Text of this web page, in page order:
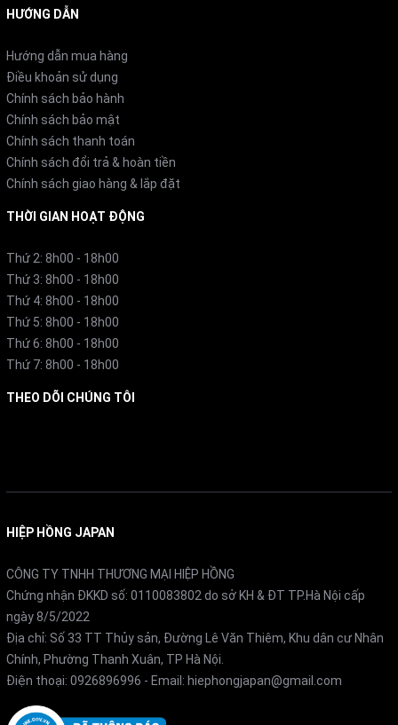
rời và vệ sinh bằng nước, nâng cao độ bền và trải
đệm và đầu hút 2 trong 1, máy phù hợp để làm sạch từ
sàn cứng, thảm, ghế sofa, đến rèm cửa và xe hơi.
Ưu điểm nổi bật của máy hút bụi cầm tay Roborock
Lực hút siêu mạnh 210AW: Làm sạch sâu cả bụi mịn,
lông thú và mảnh vụn lớn.
HƯỚNG DẪN
Hướng dẫn mua hàng
Điều khoản sử dụng
Chính sách bảo hành
Chính sách bảo mật
Chính sách thanh toán
Chính sách đổi trả & hoàn tiền
Chính sách giao hàng & lắp đặt
THỜI GIAN HOẠT ĐỘNG
Thứ 2: 8h00 - 18h00
Thứ 3: 8h00 - 18h00
Thứ 4: 8h00 - 18h00
Thứ 5: 8h00 - 18h00
Thứ 6: 8h00 - 18h00
Thứ 7: 8h00 - 18h00
THEO DÕI CHÚNG TÔI
HIỆP HỒNG JAPAN
CÔNG TY TNHH THƯƠNG MẠI HIỆP HỒNG
Chứng nhận ĐKKD số: 0110083802 do sở KH & ĐT TP.Hà Nội cấp
ngày 8/5/2022
Địa chỉ: Số 33 TT Thủy sản, Đường Lê Văn Thiêm, Khu dân cư Nhân
Chính, Phường Thanh Xuân, TP Hà Nội.
Điện thoại: 0926896996 - Email: hiephongjapan@gmail.com